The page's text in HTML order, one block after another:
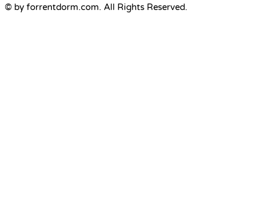
© by forrentdorm.com. All Rights Reserved.